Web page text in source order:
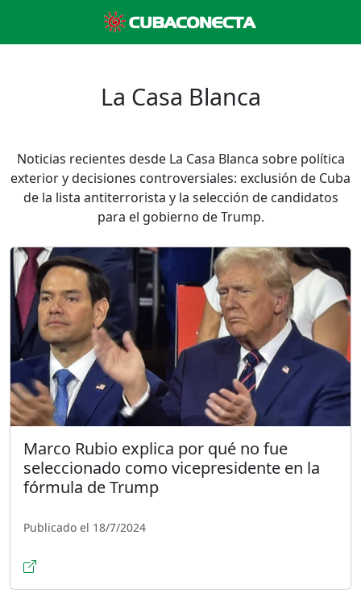
La Casa Blanca
Noticias recientes desde La Casa Blanca sobre política
exterior y decisiones controversiales: exclusión de Cuba
de la lista antiterrorista y la selección de candidatos
para el gobierno de Trump.
Marco Rubio explica por qué no fue
seleccionado como vicepresidente en la
fórmula de Trump
Publicado el 18/7/2024